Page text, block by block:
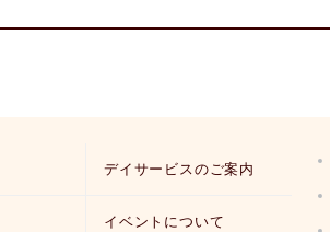
デイサービスのご案内
イベントについて